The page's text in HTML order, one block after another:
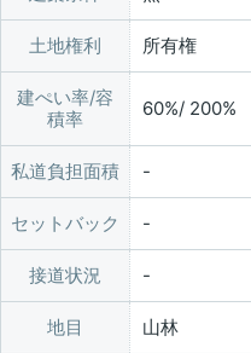
土地権利 所有権
建ぺい率/容
積率
60%/ 200%
私道負担面積
セットバック
接道状況
地目 山林